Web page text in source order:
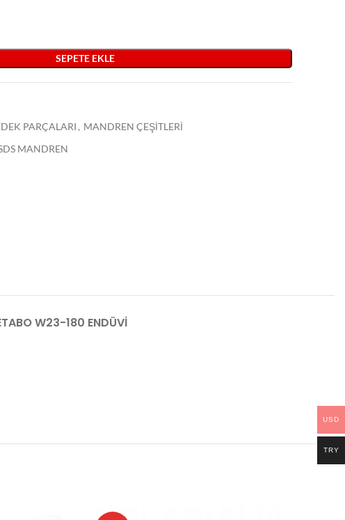
SEPETE EKLE
PARÇALARI , MANDREN ÇEŞİTLERİ
MANDREN
W23-180 ENDÜVİ
USD
TRY